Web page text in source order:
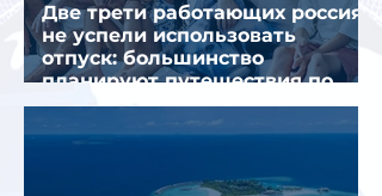
Две трети работающих россиян
не успели использовать
отпуск: большинство
планируют путешествия по
стране